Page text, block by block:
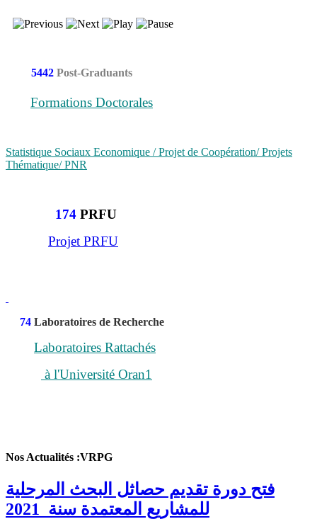
5442 Post-Graduants
Formations Doctorales
Statistique Sociaux Economique / Projet de Coopération/ Projets
Thématique/ PNR
174 PRFU
Projet PRFU
74 Laboratoires de Recherche
Laboratoires Rattachés
à l'Université Oran1
Nos Actualités :VRPG
فتح دورة تقديم حصاثل البحث المرحلية
للمشاريع المعتمدة سنة 2021